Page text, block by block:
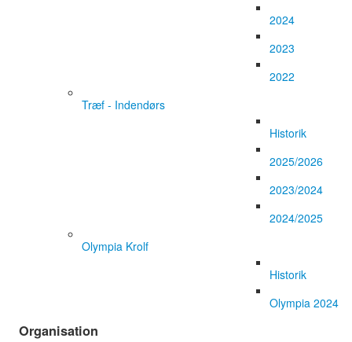
2024
2023
2022
Træf - Indendørs
Historik
2025/2026
2023/2024
2024/2025
Olympia Krolf
Historik
Olympia 2024
Organisation